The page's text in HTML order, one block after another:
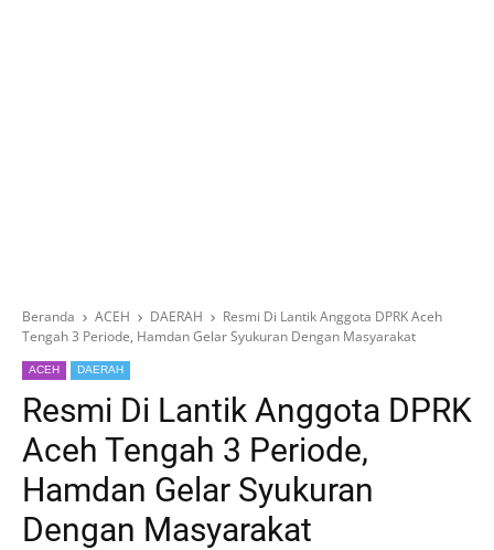
Beranda ACEH DAERAH
Resmi Di Lantik Anggota DPRK Aceh
Tengah 3 Periode, Hamdan Gelar Syukuran Dengan Masyarakat
ACEH DAERAH
Resmi Di Lantik Anggota DPRK
Aceh Tengah 3 Periode,
Hamdan Gelar Syukuran
Dengan Masyarakat